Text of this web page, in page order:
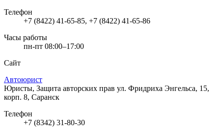
Телефон
+7 (8422) 41-65-85, +7 (8422) 41-65-86
Часы работы
пн-пт 08:00–17:00
Сайт
Автоюрист
Юристы, Защита авторских прав ул. Фридриха Энгельса, 15,
корп. 8, Саранск
Телефон
+7 (8342) 31-80-30